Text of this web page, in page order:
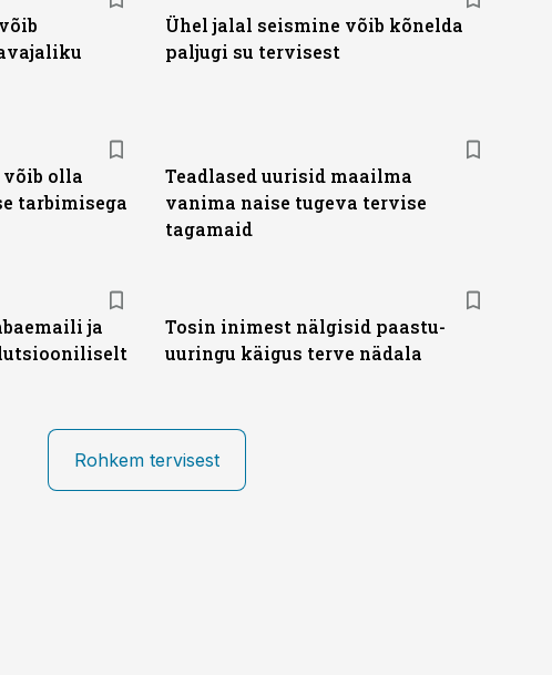
Ühel jalal seismine võib kõnelda
paljugi su tervisest
olla
tarbimisega
Teadlased uurisid maailma
vanima naise tugeva tervise
tagamaid
ja
Tosin inimest nälgisid paastu-
uuringu käigus terve nädala
Rohkem tervisest